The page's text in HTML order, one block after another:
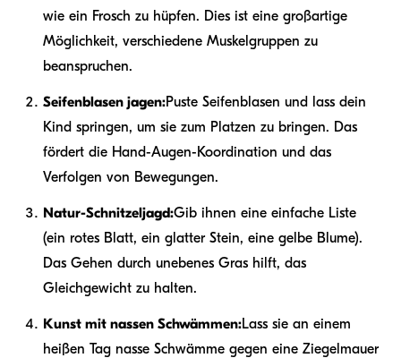
wie ein Frosch zu hüpfen. Dies ist eine großartige
Möglichkeit, verschiedene Muskelgruppen zu
beanspruchen.
Seifenblasen jagen:Puste Seifenblasen und lass dein
Kind springen, um sie zum Platzen zu bringen. Das
fördert die Hand-Augen-Koordination und das
Verfolgen von Bewegungen.
Natur-Schnitzeljagd:Gib ihnen eine einfache Liste
(ein rotes Blatt, ein glatter Stein, eine gelbe Blume).
Das Gehen durch unebenes Gras hilft, das
Gleichgewicht zu halten.
Kunst mit nassen Schwämmen:Lass sie an einem
heißen Tag nasse Schwämme gegen eine Ziegelmauer